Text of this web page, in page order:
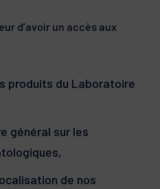
d’avoir un accès aux
produits du Laboratoire
général sur les
de nos